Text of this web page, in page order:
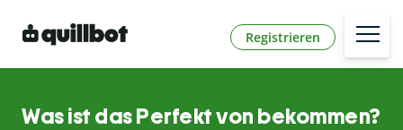
Registrieren
Was ist das Perfekt von bekommen?